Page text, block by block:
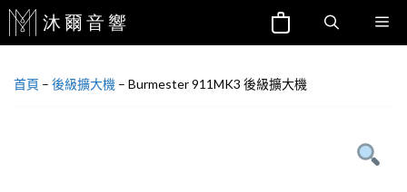
跳
至
首頁 – 後級擴大機 – Burmester 911MK3 後級擴大機